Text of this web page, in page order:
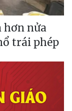
hơn nửa
trái phép